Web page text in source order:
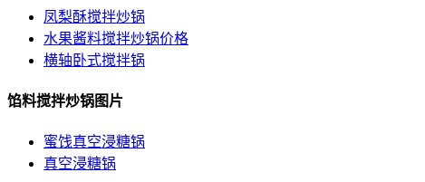
凤梨酥搅拌炒锅
水果酱料搅拌炒锅价格
横轴卧式搅拌锅
馅料搅拌炒锅图片
蜜饯真空浸糖锅
真空浸糖锅